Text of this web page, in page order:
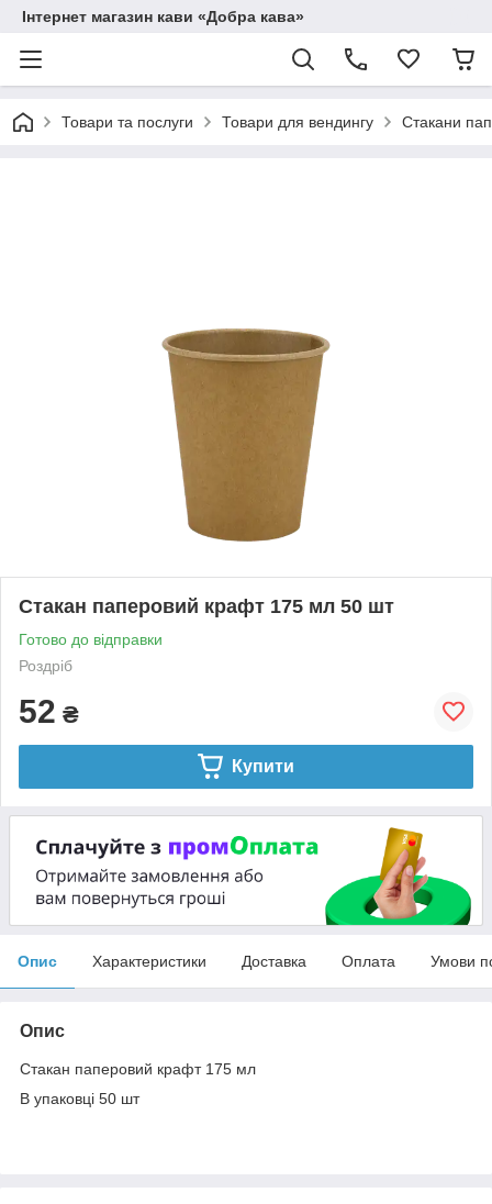
Інтернет магазин кави «Добра кава»
Товари та послуги Товари для вендингу Стакани
Стакан паперовий крафт 175 мл 50 шт
Готово до відправки
Роздріб
52 ₴
Купити
Опис Характеристики Доставка Оплата Умови
Опис
Стакан паперовий крафт 175 мл
В упаковці 50 шт